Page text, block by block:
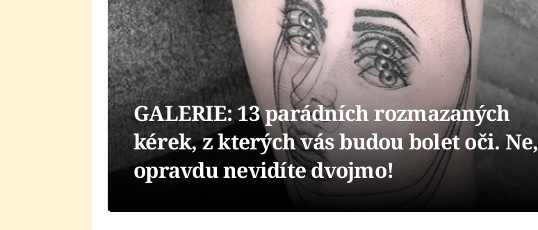
GALERIE: 13 parádních rozmazaných
kérek, z kterých vás budou bolet oči. Ne,
opravdu nevidíte dvojmo!